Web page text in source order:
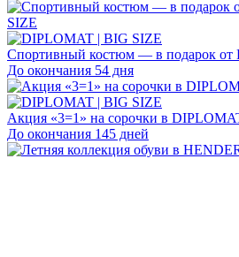
Спортивный костюм — в подарок от
До окончания 54 дня
Акция «3=1» на сорочки в
До окончания 145 дней